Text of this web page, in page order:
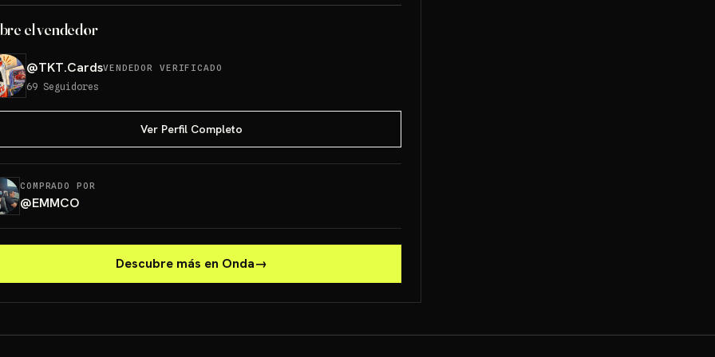
el vendedor
@TKT.CardsVENDEDOR VERIFICADO
69 Seguidores
Ver Perfil Completo
COMPRADO POR
@EMMCO
Descubre más en Onda→